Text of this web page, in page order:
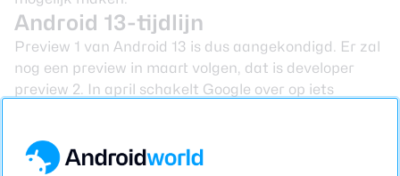
Android 13-tijdlijn
Preview 1 van Android 13 is dus aangekondigd. Er zal
nog een preview in maart volgen, dat is developer
preview 2. In april schakelt Google over op iets
het teken staan van Platform Stability. Dat